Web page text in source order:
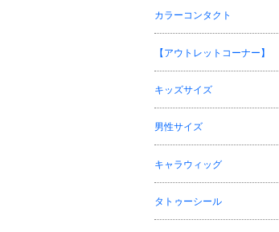
カラーコンタクト
【アウトレットコーナー】
キッズサイズ
男性サイズ
キャラウィッグ
タトゥーシール